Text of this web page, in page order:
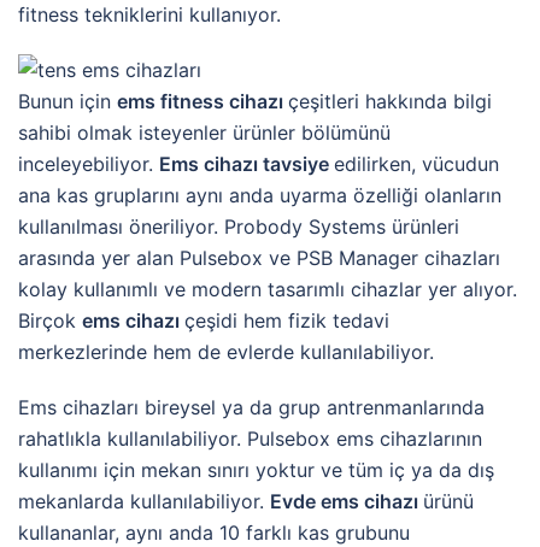
fitness tekniklerini kullanıyor.
Bunun için ems fitness cihazı çeşitleri hakkında bilgi
sahibi olmak isteyenler ürünler bölümünü
inceleyebiliyor. Ems cihazı tavsiye edilirken, vücudun
ana kas gruplarını aynı anda uyarma özelliği olanların
kullanılması öneriliyor. Probody Systems ürünleri
arasında yer alan Pulsebox ve PSB Manager cihazları
kolay kullanımlı ve modern tasarımlı cihazlar yer alıyor.
Birçok ems cihazı çeşidi hem fizik tedavi
merkezlerinde hem de evlerde kullanılabiliyor.
Ems cihazları bireysel ya da grup antrenmanlarında
rahatlıkla kullanılabiliyor. Pulsebox ems cihazlarının
kullanımı için mekan sınırı yoktur ve tüm iç ya da dış
mekanlarda kullanılabiliyor. Evde ems cihazı ürünü
kullananlar, aynı anda 10 farklı kas grubunu